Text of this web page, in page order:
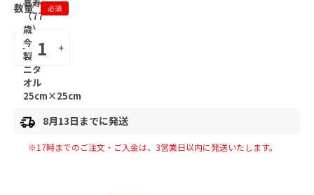
数量 必須
- +
8月13日までに発送
※17時までのご注文・ご入金は、 3営業日以内に発送いたします。